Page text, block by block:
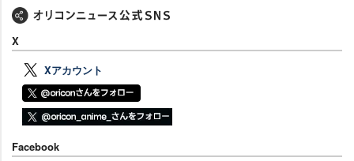
X
Xアカウント
Facebook